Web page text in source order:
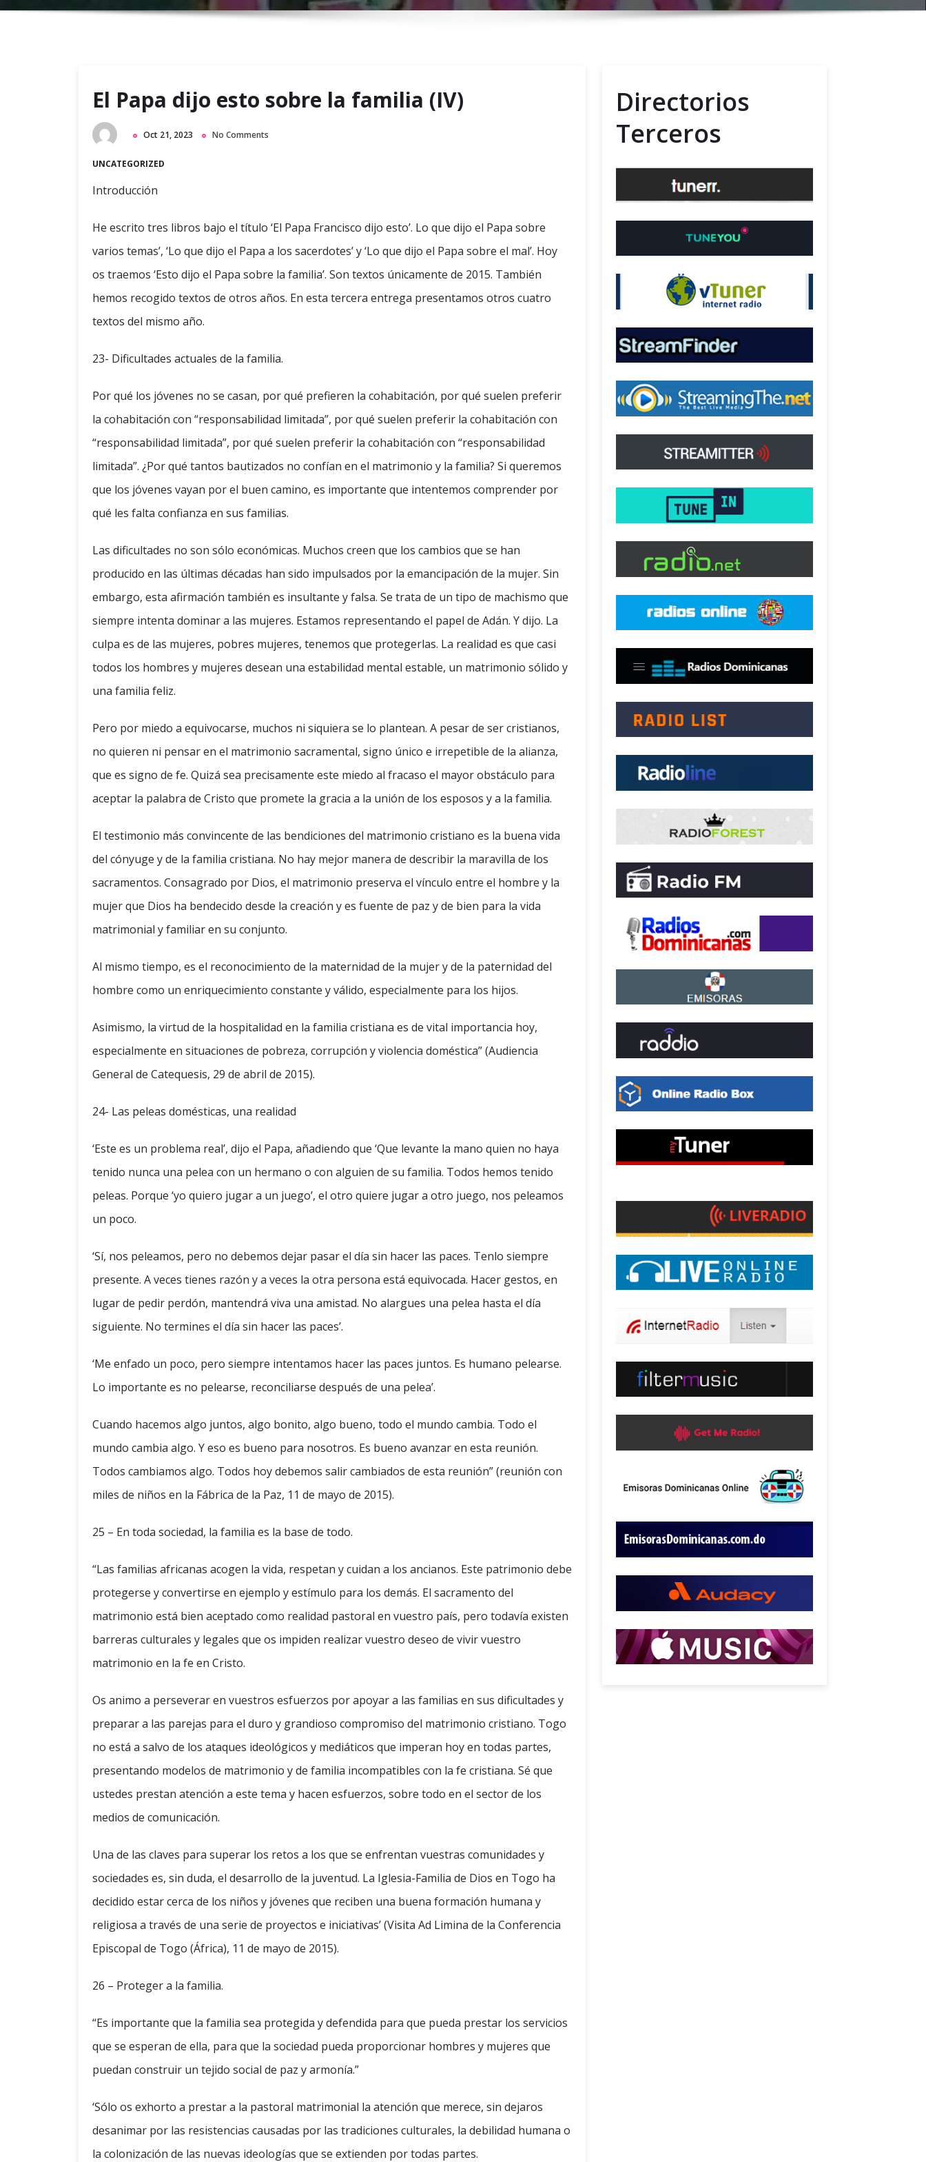
r
u
El Papa dijo esto sobre la familia (IV)
Oct 21, 2023 No Comments
UNCATEGORIZED
Introducción
He escrito tres libros bajo el título ‘El Papa Francisco dijo esto’. Lo que dijo el Papa sobre
varios temas’, ‘Lo que dijo el Papa a los sacerdotes’ y ‘Lo que dijo el Papa sobre el mal’. Hoy
os traemos ‘Esto dijo el Papa sobre la familia’. Son textos únicamente de 2015. También
hemos recogido textos de otros años. En esta tercera entrega presentamos otros cuatro
textos del mismo año.
23- Dificultades actuales de la familia.
Por qué los jóvenes no se casan, por qué prefieren la cohabitación, por qué suelen preferir
la cohabitación con “responsabilidad limitada”, por qué suelen preferir la cohabitación con
“responsabilidad limitada”, por qué suelen preferir la cohabitación con “responsabilidad
limitada”. ¿Por qué tantos bautizados no confían en el matrimonio y la familia? Si queremos
que los jóvenes vayan por el buen camino, es importante que intentemos comprender por
qué les falta confianza en sus familias.
Las dificultades no son sólo económicas. Muchos creen que los cambios que se han
producido en las últimas décadas han sido impulsados por la emancipación de la mujer. Sin
embargo, esta afirmación también es insultante y falsa. Se trata de un tipo de machismo que
siempre intenta dominar a las mujeres. Estamos representando el papel de Adán. Y dijo. La
culpa es de las mujeres, pobres mujeres, tenemos que protegerlas. La realidad es que casi
todos los hombres y mujeres desean una estabilidad mental estable, un matrimonio sólido y
una familia feliz.
Pero por miedo a equivocarse, muchos ni siquiera se lo plantean. A pesar de ser cristianos,
no quieren ni pensar en el matrimonio sacramental, signo único e irrepetible de la alianza,
que es signo de fe. Quizá sea precisamente este miedo al fracaso el mayor obstáculo para
aceptar la palabra de Cristo que promete la gracia a la unión de los esposos y a la familia.
El testimonio más convincente de las bendiciones del matrimonio cristiano es la buena vida
del cónyuge y de la familia cristiana. No hay mejor manera de describir la maravilla de los
sacramentos. Consagrado por Dios, el matrimonio preserva el vínculo entre el hombre y la
mujer que Dios ha bendecido desde la creación y es fuente de paz y de bien para la vida
matrimonial y familiar en su conjunto.
Al mismo tiempo, es el reconocimiento de la maternidad de la mujer y de la paternidad del
hombre como un enriquecimiento constante y válido, especialmente para los hijos.
Asimismo, la virtud de la hospitalidad en la familia cristiana es de vital importancia hoy,
especialmente en situaciones de pobreza, corrupción y violencia doméstica” (Audiencia
General de Catequesis, 29 de abril de 2015).
24- Las peleas domésticas, una realidad
‘Este es un problema real’, dijo el Papa, añadiendo que ‘Que levante la mano quien no haya
tenido nunca una pelea con un hermano o con alguien de su familia. Todos hemos tenido
peleas. Porque ‘yo quiero jugar a un juego’, el otro quiere jugar a otro juego, nos peleamos
un poco.
‘Sí, nos peleamos, pero no debemos dejar pasar el día sin hacer las paces. Tenlo siempre
presente. A veces tienes razón y a veces la otra persona está equivocada. Hacer gestos, en
lugar de pedir perdón, mantendrá viva una amistad. No alargues una pelea hasta el día
siguiente. No termines el día sin hacer las paces’.
‘Me enfado un poco, pero siempre intentamos hacer las paces juntos. Es humano pelearse.
Lo importante es no pelearse, reconciliarse después de una pelea’.
Cuando hacemos algo juntos, algo bonito, algo bueno, todo el mundo cambia. Todo el
mundo cambia algo. Y eso es bueno para nosotros. Es bueno avanzar en esta reunión.
Todos cambiamos algo. Todos hoy debemos salir cambiados de esta reunión” (reunión con
miles de niños en la Fábrica de la Paz, 11 de mayo de 2015).
25 – En toda sociedad, la familia es la base de todo.
“Las familias africanas acogen la vida, respetan y cuidan a los ancianos. Este patrimonio debe
protegerse y convertirse en ejemplo y estímulo para los demás. El sacramento del
matrimonio está bien aceptado como realidad pastoral en vuestro país, pero todavía existen
barreras culturales y legales que os impiden realizar vuestro deseo de vivir vuestro
matrimonio en la fe en Cristo.
Os animo a perseverar en vuestros esfuerzos por apoyar a las familias en sus dificultades y
preparar a las parejas para el duro y grandioso compromiso del matrimonio cristiano. Togo
no está a salvo de los ataques ideológicos y mediáticos que imperan hoy en todas partes,
presentando modelos de matrimonio y de familia incompatibles con la fe cristiana. Sé que
ustedes prestan atención a este tema y hacen esfuerzos, sobre todo en el sector de los
medios de comunicación.
Una de las claves para superar los retos a los que se enfrentan vuestras comunidades y
sociedades es, sin duda, el desarrollo de la juventud. La Iglesia-Familia de Dios en Togo ha
decidido estar cerca de los niños y jóvenes que reciben una buena formación humana y
religiosa a través de una serie de proyectos e iniciativas’ (Visita Ad Limina de la Conferencia
Episcopal de Togo (África), 11 de mayo de 2015).
26 – Proteger a la familia.
“Es importante que la familia sea protegida y defendida para que pueda prestar los servicios
que se esperan de ella, para que la sociedad pueda proporcionar hombres y mujeres que
puedan construir un tejido social de paz y armonía.”
‘Sólo os exhorto a prestar a la pastoral matrimonial la atención que merece, sin dejaros
desanimar por las resistencias causadas por las tradiciones culturales, la debilidad humana o
la colonización de las nuevas ideologías que se extienden por todas partes.
Directorios
Terceros